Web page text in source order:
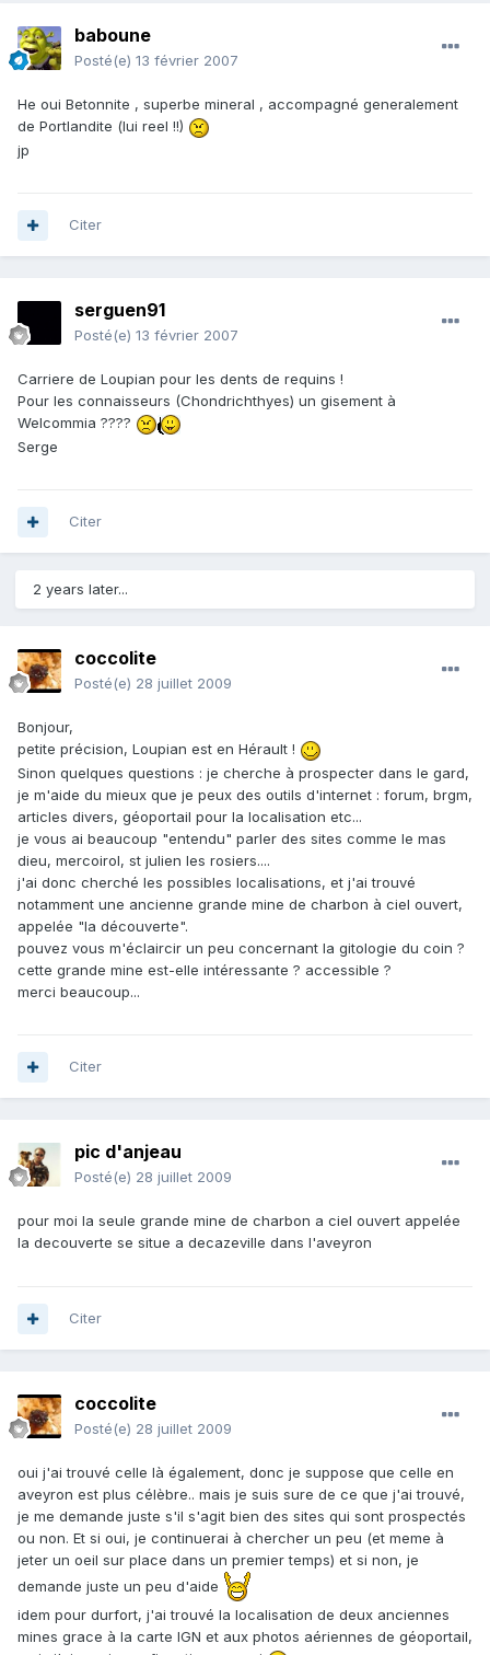
baboune
Posté(e) 13 février 2007
He oui Betonnite , superbe mineral , accompagné generalement
de Portlandite (lui reel !!)
jp
Citer
serguen91
Posté(e) 13 février 2007
Carriere de Loupian pour les dents de requins !
Pour les connaisseurs (Chondrichthyes) un gisement à
Welcommia ????
Serge
Citer
2 years later...
coccolite
Posté(e) 28 juillet 2009
Bonjour,
petite précision, Loupian est en Hérault !
Sinon quelques questions : je cherche à prospecter dans le gard,
je m'aide du mieux que je peux des outils d'internet : forum, brgm,
articles divers, géoportail pour la localisation etc...
je vous ai beaucoup "entendu" parler des sites comme le mas
dieu, mercoirol, st julien les rosiers....
j'ai donc cherché les possibles localisations, et j'ai trouvé
notamment une ancienne grande mine de charbon à ciel ouvert,
appelée "la découverte".
pouvez vous m'éclaircir un peu concernant la gitologie du coin ?
cette grande mine est-elle intéressante ? accessible ?
merci beaucoup...
Citer
pic d'anjeau
Posté(e) 28 juillet 2009
pour moi la seule grande mine de charbon a ciel ouvert appelée
la decouverte se situe a decazeville dans l'aveyron
Citer
coccolite
Posté(e) 28 juillet 2009
oui j'ai trouvé celle là également, donc je suppose que celle en
aveyron est plus célèbre.. mais je suis sure de ce que j'ai trouvé,
je me demande juste s'il s'agit bien des sites qui sont prospectés
ou non. Et si oui, je continuerai à chercher un peu (et meme à
jeter un oeil sur place dans un premier temps) et si non, je
demande juste un peu d'aide
idem pour durfort, j'ai trouvé la localisation de deux anciennes
mines grace à la carte IGN et aux photos aériennes de géoportail,